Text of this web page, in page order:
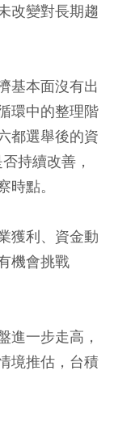
改變對長期趨
基本面沒有出
環中的整理階
都選舉後的資
持續改善，
點。
獲利、資金動
機會挑戰
進一步走高，
境推估，台積